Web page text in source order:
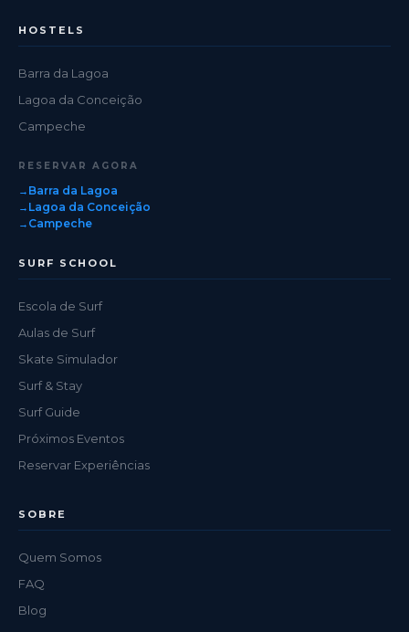
HOSTELS
Barra da Lagoa
Lagoa da Conceição
Campeche
RESERVAR AGORA
Barra da Lagoa
Lagoa da Conceição
Campeche
SURF SCHOOL
Escola de Surf
Aulas de Surf
Skate Simulador
Surf & Stay
Surf Guide
Próximos Eventos
Reservar Experiências
SOBRE
Quem Somos
FAQ
Blog